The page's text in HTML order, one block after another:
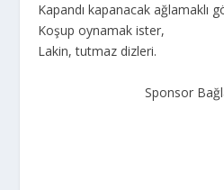
Kapandı kapanacak ağlamaklı
Koşup oynamak ister,
Lakin, tutmaz dizleri.
Sponsor